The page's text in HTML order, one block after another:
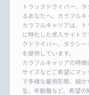
トラックドライバー、
るあなたへ、カラフルキ
カラフルキャリアは、
に特化した求人サイト
クドライバー、タクシ
を提供しています。
カラフルキャリアの特徴
サイズなどご希望にマ
で多様な雇用形態、細
生、年齢層など、希望